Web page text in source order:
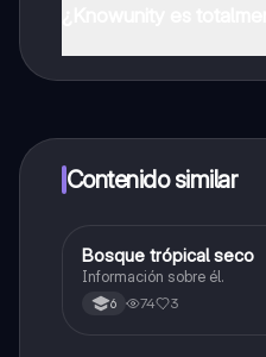
a determinadas funciones.
Contenido similar
Biologia
Bosque trópical seco
Información sobre él.
6 74 3